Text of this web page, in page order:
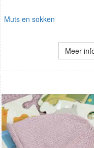
Muts en sokken
Meer